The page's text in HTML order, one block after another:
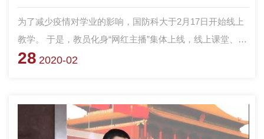
为了减少疫情对学业的影响，国防科大于2月17日开始线上
教学。 于是，教员化身“网红主播”集体上线，线上课堂、视
频点名、作业群打卡，“云开学”画风突变。 其实，对于“主
28 2020-02